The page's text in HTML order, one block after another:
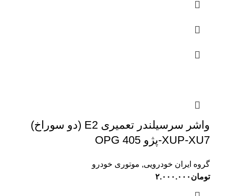
واشر سرسیلندر تعمیری E2 (دو سوراخ)
XUP-XU7-پژو 405 OPG
گروه ایران خودرویی, موتوری خودرو
تومان ۲.۰۰۰.۰۰۰